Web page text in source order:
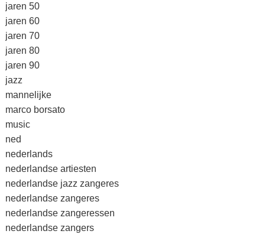
jaren 50
jaren 60
jaren 70
jaren 80
jaren 90
jazz
mannelijke
marco borsato
music
ned
nederlands
nederlandse artiesten
nederlandse jazz zangeres
nederlandse zangeres
nederlandse zangeressen
nederlandse zangers